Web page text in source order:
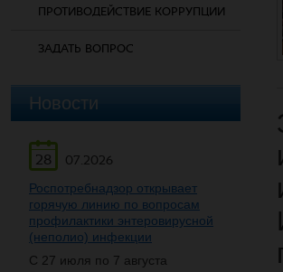
ПРОТИВОДЕЙСТВИЕ КОРРУПЦИИ
ЗАДАТЬ ВОПРОС
Новости
28
07.2026
Роспотребнадзор открывает
горячую линию по вопросам
профилактики энтеровирусной
(неполио) инфекции
С 27 июля по 7 августа